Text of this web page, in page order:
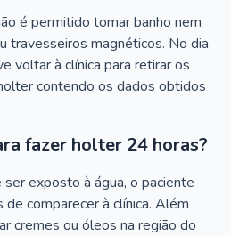
é permitido tomar banho nem
travesseiros magnéticos. No dia
voltar à clínica para retirar os
contendo os dados obtidos
fazer holter 24 horas?
exposto à água, o paciente
comparecer à clínica. Além
cremes ou óleos na região do